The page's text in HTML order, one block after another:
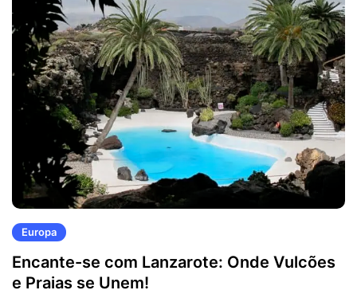
Europa
Encante-se com Lanzarote: Onde Vulcões
e Praias se Unem!